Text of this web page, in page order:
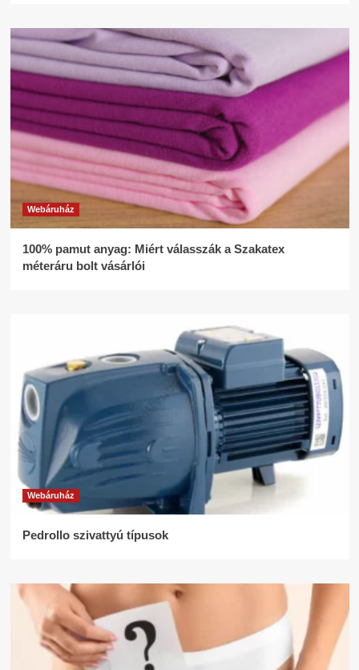
Webáruház
100% pamut anyag: Miért válasszák a Szakatex
méteráru bolt vásárlói
Webáruház
Pedrollo szivattyú típusok